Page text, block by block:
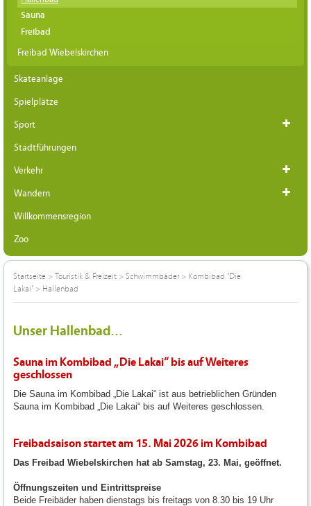
Sauna
Freibad
Freibad Wiebelskirchen
Skateanlage
Spielplätze
Sport
Stadtführungen
Verkehr
Wandern
Willkommensregion
Zoo
Startseite > Touristik & Freizeit > Schwimmbäder> Kombibad "Die
Lakai" > Hallenbad
Unser Hallenbad...
Sauna im Kombibad „Die Lakai“ bis auf Weiteres
geschlossen
Die Sauna im Kombibad „Die Lakai“ ist aus betrieblichen Gründen
Sauna im Kombibad „Die Lakai“ bis auf Weiteres geschlossen.
Freibadsaison startet am 15. Mai 2026 im Kombibad
Das Freibad Wiebelskirchen hat ab Samstag, 23. Mai, geöffnet.
Öffnungszeiten und Eintrittspreise
Beide Freibäder haben dienstags bis freitags von 8.30 bis 19 Uhr